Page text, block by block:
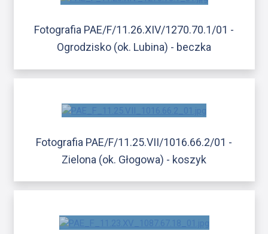
Fotografia PAE/F/11.26.XIV/1270.70.1/01 -
Ogrodzisko (ok. Lubina) - beczka
Fotografia PAE/F/11.25.VII/1016.66.2/01 -
Zielona (ok. Głogowa) - koszyk